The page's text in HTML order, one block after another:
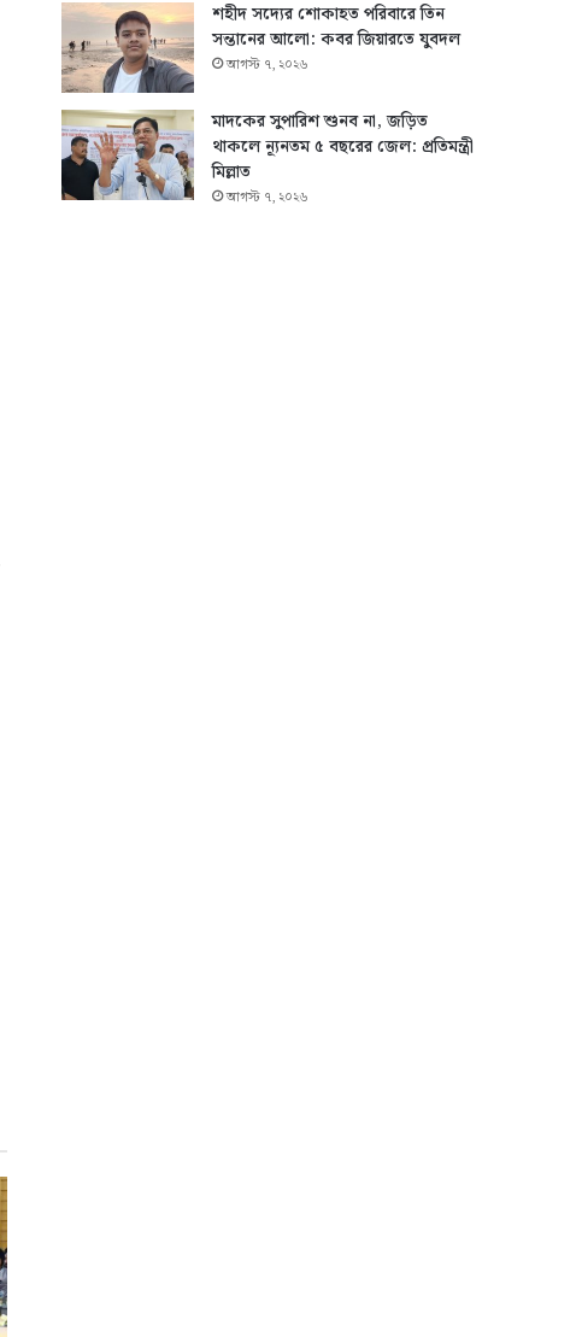
শহীদ সদ্যের শোকাহত পরিবারে তিন
সন্তানের আলো: কবর জিয়ারতে যুবদল
আগস্ট ৭, ২০২৬
মাদকের সুপারিশ শুনব না, জড়িত
থাকলে ন্যূনতম ৫ বছরের জেল: প্রতিমন্ত্রী
মিল্লাত
আগস্ট ৭, ২০২৬